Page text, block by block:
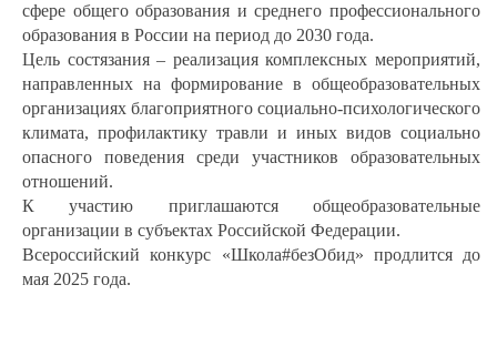
сфере общего образования и среднего профессионального
образования в России на период до 2030 года.
Цель состязания – реализация комплексных мероприятий,
направленных на формирование в общеобразовательных
организациях благоприятного социально-психологического
климата, профилактику травли и иных видов социально
опасного поведения среди участников образовательных
отношений.
К участию приглашаются общеобразовательные
организации в субъектах Российской Федерации.
Всероссийский конкурс «Школа#безОбид» продлится до
мая 2025 года.